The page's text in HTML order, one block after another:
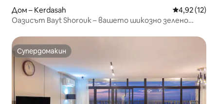
Дом – Kerdasah Средна
4,92 (12)
Оазисът Bayt Shorouk – вашето шикозно зелено
Супердомакин
Супердомакин